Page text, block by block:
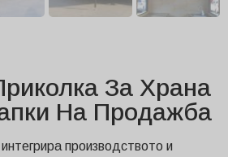
За Храна
На Продажба
производството и